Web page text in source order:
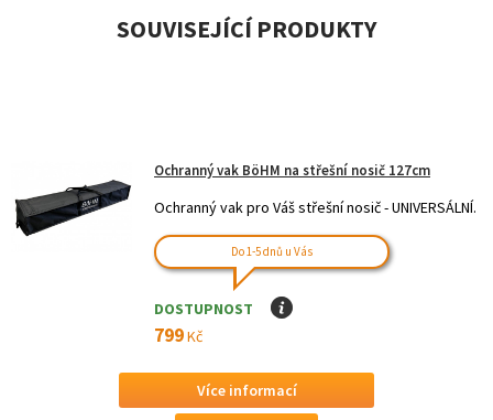
SOUVISEJÍCÍ PRODUKTY
Ochranný vak BöHM na střešní nosič 127cm
Ochranný vak pro Váš střešní nosič - UNIVERSÁLNÍ.
Do 1-5 dnů u Vás
DOSTUPNOST I
799Kč
Více informací